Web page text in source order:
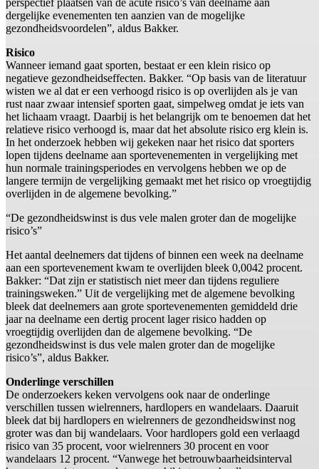
perspectief plaatsen van de acute risico’s van deelname aan
dergelijke evenementen ten aanzien van de mogelijke
gezondheidsvoordelen”, aldus Bakker.
Risico
Wanneer iemand gaat sporten, bestaat er een klein risico op
negatieve gezondheidseffecten. Bakker. “Op basis van de literatuur
wisten we al dat er een verhoogd risico is op overlijden als je van
rust naar zwaar intensief sporten gaat, simpelweg omdat je iets van
het lichaam vraagt. Daarbij is het belangrijk om te benoemen dat het
relatieve risico verhoogd is, maar dat het absolute risico erg klein is.
In het onderzoek hebben wij gekeken naar het risico dat sporters
lopen tijdens deelname aan sportevenementen in vergelijking met
hun normale trainingsperiodes en vervolgens hebben we op de
langere termijn de vergelijking gemaakt met het risico op vroegtijdig
overlijden in de algemene bevolking.”
“De gezondheidswinst is dus vele malen groter dan de mogelijke
risico’s”
Het aantal deelnemers dat tijdens of binnen een week na deelname
aan een sportevenement kwam te overlijden bleek 0,0042 procent.
Bakker: “Dat zijn er statistisch niet meer dan tijdens reguliere
trainingsweken.” Uit de vergelijking met de algemene bevolking
bleek dat deelnemers aan grote sportevenementen gemiddeld drie
jaar na deelname een dertig procent lager risico hadden op
vroegtijdig overlijden dan de algemene bevolking. “De
gezondheidswinst is dus vele malen groter dan de mogelijke
risico’s”, aldus Bakker.
Onderlinge verschillen
De onderzoekers keken vervolgens ook naar de onderlinge
verschillen tussen wielrenners, hardlopers en wandelaars. Daaruit
bleek dat bij hardlopers en wielrenners de gezondheidswinst nog
groter was dan bij wandelaars. Voor hardlopers gold een verlaagd
risico van 35 procent, voor wielrenners 30 procent en voor
wandelaars 12 procent. “Vanwege het betrouwbaarheidsinterval